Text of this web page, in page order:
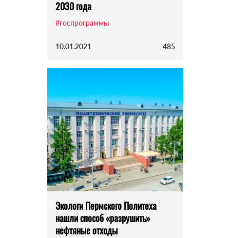
2030 года
#госпрограммы
10.01.2021 485
Экологи Пермского Политеха
нашли способ «разрушить»
нефтяные отходы